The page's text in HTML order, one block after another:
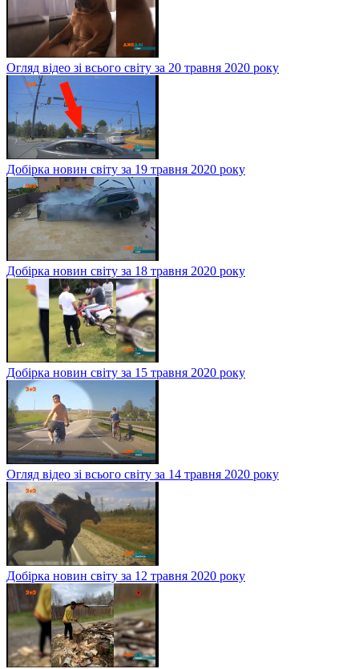
Огляд відео зі всього світу за 20 травня 2020 року
Добірка новин світу за 19 травня 2020 року
Добірка новин світу за 18 травня 2020 року
Добірка новин світу за 15 травня 2020 року
Огляд відео зі всього світу за 14 травня 2020 року
Добірка новин світу за 12 травня 2020 року